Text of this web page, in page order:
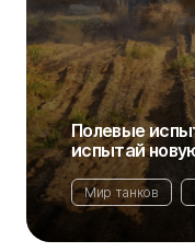
Полевые
испытай
Мир танков